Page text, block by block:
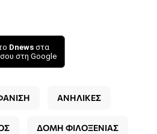
Dnews στα
στη Google
ΑΝΗΛΙΚΕΣ
ΔΟΜΗ ΦΙΛΟΞΕΝΙΑΣ